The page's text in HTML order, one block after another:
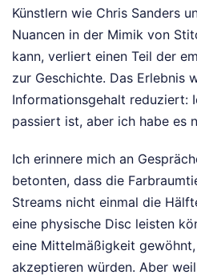
Künstlern wie Chris Sanders
Nuancen in der Mimik von
kann, verliert einen Teil der
zur Geschichte. Das Erlebnis
Informationsgehalt reduziert:
passiert ist, aber ich habe es
Ich erinnere mich an
betonten, dass die
Streams nicht einmal die
eine physische Disc leisten
eine Mittelmäßigkeit
akzeptieren würden. Aber